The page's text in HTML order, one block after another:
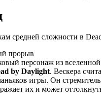
прорыв
персонаж из
by Daylight. Вескера
игры. Он
их и может